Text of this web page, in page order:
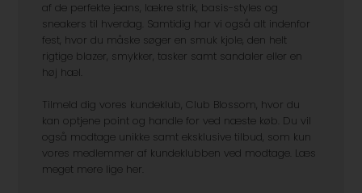
af de perfekte jeans, lækre strik, basis-styles og
sneakers til hverdag. Samtidig har vi også alt indenfor
fest, hvor du måske søger en smuk kjole, den helt
rigtige blazer, smykker, tasker samt sandaler eller en
høj hæl.
Tilmeld dig vores kundeklub, Club Blossom, hvor du
kan optjene point og handle for ved næste køb. Du vil
også modtage unikke samt eksklusive tilbud, som kun
vores medlemmer af kundeklubben ved modtage. Læs
meget mere lige her.